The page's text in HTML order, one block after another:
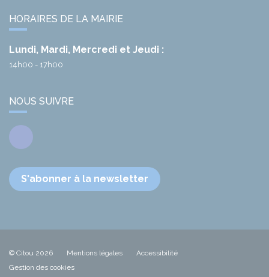
HORAIRES DE LA MAIRIE
Lundi, Mardi, Mercredi et Jeudi :
14h00 - 17h00
NOUS SUIVRE
Facebook
S'abonner à la newsletter
© Citou 2026 Mentions légales
Accessibilité
Gestion des cookies